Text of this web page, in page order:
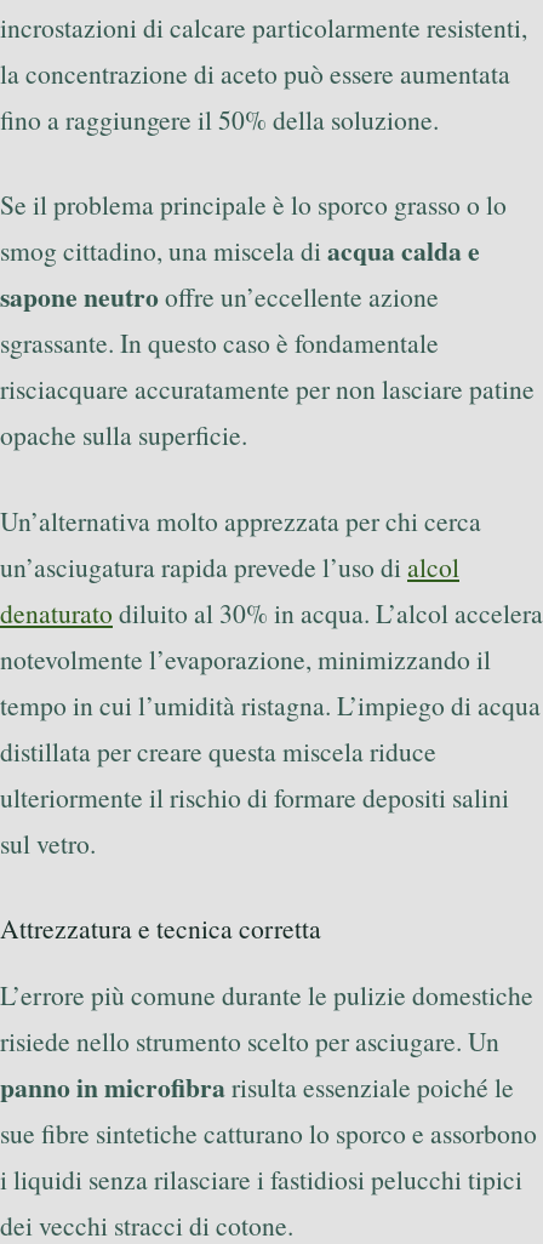
incrostazioni di calcare particolarmente resistenti,
la concentrazione di aceto può essere aumentata
fino a raggiungere il 50% della soluzione.
Se il problema principale è lo sporco grasso o lo
smog cittadino, una miscela diacqua calda e
sapone neutrooffre un’eccellente azione
sgrassante. In questo caso è fondamentale
risciacquare accuratamente per non lasciare patine
opache sulla superficie.
Un’alternativa molto apprezzata per chi cerca
un’asciugatura rapida prevede l’uso di alcol
denaturato diluito al 30% in acqua. L’alcol accelera
notevolmente l’evaporazione, minimizzando il
tempo in cui l’umidità ristagna. L’impiego di acqua
distillata per creare questa miscela riduce
ulteriormente il rischio di formare depositi salini
sul vetro.
Attrezzatura e tecnica corretta
L’errore più comune durante le pulizie domestiche
risiede nello strumento scelto per asciugare. Un
panno in microfibrarisulta essenziale poiché le
sue fibre sintetiche catturano lo sporco e assorbono
i liquidi senza rilasciare i fastidiosi pelucchi tipici
dei vecchi stracci di cotone.